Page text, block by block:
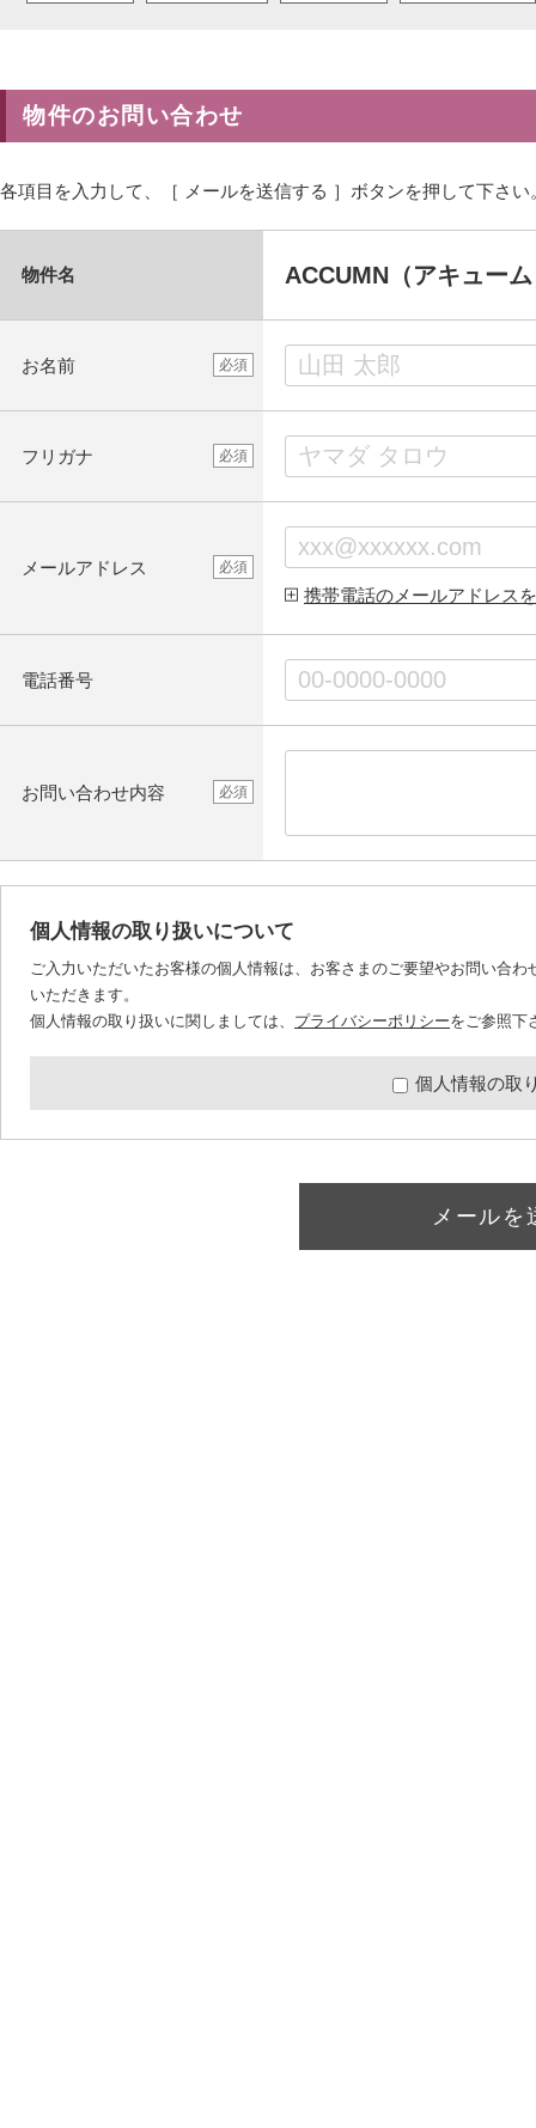
物件のお問い合わせ
各項目を入力して、［ メールを送信する ］ボタンを押して下さい
物件名 ACCUMN（アキュー
お名前 必須
フリガナ 必須
メールアドレス 必須
携帯電話のメールアドレス
電話番号
お問い合わせ内容 必須
個人情報の取り扱いについて
ご入力いただいたお客様の個人情報は、お客さまのご要望やお問い合
いただきます。
個人情報の取り扱いに関しましては、 プライバシーポリシーをご参照下
個人情報の取
メールを